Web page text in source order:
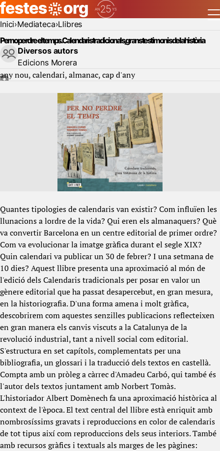
Inici Mediateca Llibres
Per no perdre el temps. Calendaris tradicionals, grans testimonis de la història
Diversos autors
Edicions Morera
any nou calendari almanac cap d'any
Quantes tipologies de calendaris van existir? Com influïen les
llunacions a lordre de la vida? Qui eren els almanaquers? Què
va convertir Barcelona en un centre editorial de primer ordre?
Com va evolucionar la imatge gràfica durant el segle XIX?
Quin calendari va publicar un 30 de febrer? I una setmana de
10 dies? Aquest llibre presenta una aproximació al món de
l'edició dels Calendaris tradicionals per posar en valor un
gènere editorial que ha passat desapercebut, en gran mesura,
en la historiografia.­­ D'una forma amena i molt gràfica,
descobrirem com aquestes senzilles publicacions reflecteixen
en gran manera els canvis viscuts a la Catalunya de la
revolució industrial, tant a nivell social com editorial.
S'estructura en set capítols, complementats per una
bibliografia, un glossari i la traducció dels textos en castellà.
Compta amb un pròleg a càrrec d'Amadeu Carbó, qui també és
l'autor dels textos juntament amb Norbert Tomàs.
L'historiador Albert Domènech fa una aproximació històrica al
context de l'època. El text central del llibre està enriquit amb
nombrosíssims gravats i reproduccions en color de calendaris
de tot tipus així com reproduccions dels seus interiors. També
amb recursos gràfics i textuals als marges de les pàgines: